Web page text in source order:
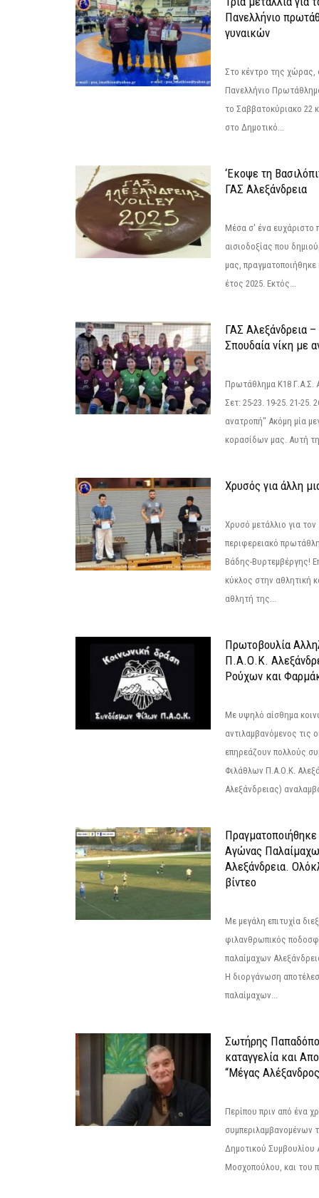
Πανελλήνιο
γυναικών
Στο κέντρο της χώρας,
Πανελλήνιο
το Σαββατοκύριακο 22
στο Δημοτικό...
‘Εκοψε τη
ΓΑΣ Αλεξάνδρεια
Μέσα σ' ένα ευχάριστο
αισιοδοξίας που
μας,
έτος 2025. Εκτός...
ΓΑΣ Αλεξάνδρεια
Σπουδαία νίκη με
Πρωτάθλημα Κ18 Γ.Α.Σ.
Σετ: 25-23. 19-25. 21-25.
ανατροπή" Ακόμη μία
κορασίδων μας. Αυτή
Χρυσός για άλλη
Χρυσό μετάλλιο για
περιφερειακό
Βάδης-Βυρτεμβέργης!
κύκλος στην αθλητική
αθλητή της...
Πρωτοβουλία
Π.Α.Ο.Κ.
Ρούχων και
Με υψηλό αίσθημα
αντιλαμβανόμενος τις
επηρεάζουν πολλούς
Φιλάθλων Π.Α.Ο.Κ.
Αλεξάνδρειας)
Αγώνας
Αλεξάνδρεια.
βίντεο
Με μεγάλη επιτυχία
φιλανθρωπικός
παλαίμαχων
Η διοργάνωση
παλαίμαχων...
Σωτήρης
καταγγελία και
“Μέγας
Περίπου πριν από ένα
συμπεριλαμβανομένων
Δημοτικού Συμβουλίου
Μοσχοπούλου, και του